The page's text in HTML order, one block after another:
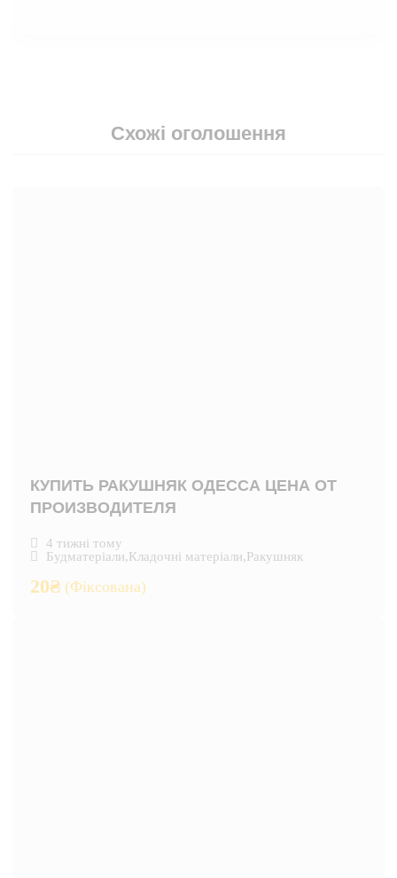
Схожі оголошення
КУПИТЬ РАКУШНЯК ОДЕССА ЦЕНА ОТ
ПРОИЗВОДИТЕЛЯ
4 тижні тому
Будматеріали,Кладочні матеріали,Ракушняк
20₴ (Фіксована)